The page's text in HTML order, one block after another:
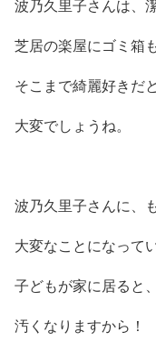
波乃久里子さんは、
芝居の楽屋にゴミ箱
そこまで綺麗好きだ
大変でしょうね。
波乃久里子さんに、
大変なことになって
子どもが家に居ると
汚くなりますから！